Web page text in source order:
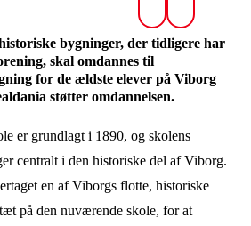
bygninger, der tidligere har
skal omdannes til
for de ældste elever på Viborg
støtter omdannelsen.
er grundlagt i 1890, og skolens
centralt i den historiske del af Viborg.
en af Viborgs flotte, historiske
på den nuværende skole, for at